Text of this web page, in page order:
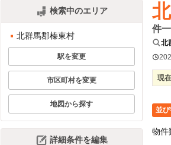
検索中のエリア
北群馬郡榛東村
駅を変更
市区町村を変更
地図から探す
詳細条件を編集
件
北
現
並び
物件